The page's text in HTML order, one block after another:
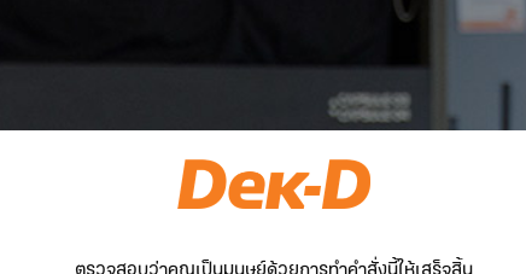
ตรวจสอบว่าคุณเป็นมนุษย์ด้วยการทำคำสั่งนี้ให้เสร็จสิ้น